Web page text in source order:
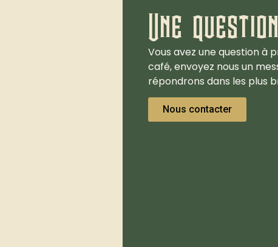
Une
Vous avez une question à
café, envoyez nous un
répondrons dans les plus
Nous contacter